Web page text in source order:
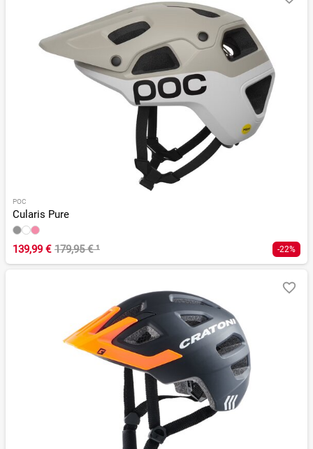
POC
Cularis Pure
139,99 € 179,95 €¹ -22%